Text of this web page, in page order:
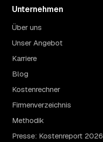
Unternehmen
Über uns
Unser Angebot
Karriere
Blog
Kostenrechner
Firmenverzeichnis
Methodik
Presse: Kostenreport 2026